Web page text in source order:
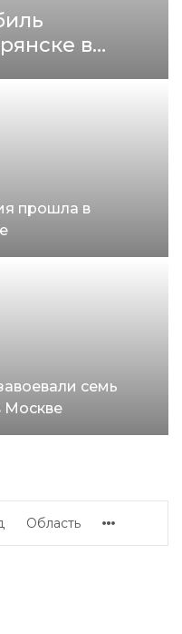
в
прошла в
семь
Москве
Область